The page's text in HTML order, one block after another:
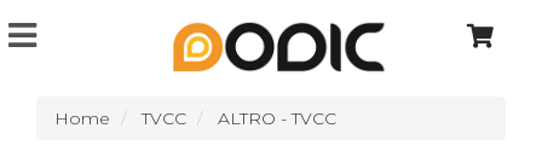
Home TVCC ALTRO - TVCC